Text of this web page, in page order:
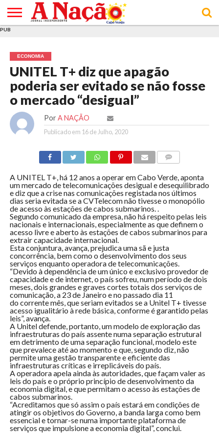
E DE
COOKIES
DE
UTILIZAÇÃO
PUB
ECONOMIA
UNITEL T+ diz que apagão
poderia ser evitado se não fosse
o mercado “desigual”
Por A NAÇÃO
Publicado em 16 de Julho, 2020
A UNITEL T+, há 12 anos a operar em Cabo Verde, aponta
um mercado de telecomunicações desigual e desequilibrado
e diz que a crise nas comunicações registada nos últimos
dias seria evitada se a CVTelecom não tivesse o monopólio
de acesso às estações de cabos submarinos. .
Segundo comunicado da empresa, não há respeito pelas leis
nacionais e internacionais, especialmente as que definem o
acesso livre e aberto às estações de cabos submarinos para
extrair capacidade internacional.
Esta conjuntura, avança, prejudica uma sã e justa
concorrência, bem como o desenvolvimento dos seus
serviços enquanto operadora de telecomunicações.
“Devido à dependência de um único e exclusivo provedor de
capacidade e de internet, o país sofreu, num período de dois
meses, dois grandes e graves cortes totais dos serviços de
comunicação, a 23 de Janeiro e no passado dia 11
do corrente mês, que seriam evitados se a Unitel T+ tivesse
acesso igualitário à rede básica, conforme é garantido pelas
leis”, avança.
A Unitel defende, portanto, um modelo de exploração das
infraestruturas do país assente numa separação estrutural
em detrimento de uma separação funcional, modelo este
que prevalece até ao momento e que, segundo diz, não
permite uma gestão transparente e eficiente das
infraestruturas críticas e irreplicáveis do país.
A operadora apela ainda às autoridades, que façam valer as
leis do país e o próprio princípio de desenvolvimento da
economia digital, e que permitam o acesso às estações de
cabos submarinos.
“Acreditamos que só assim o país estará em condições de
atingir os objetivos do Governo, a banda larga como bem
essencial e tornar-se numa importante plataforma de
serviços que impulsione a economia digital”, conclui.